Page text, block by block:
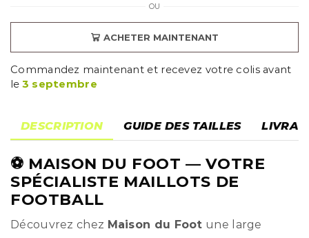
OU
ACHETER MAINTENANT
Commandez maintenant et recevez votre colis avant
le 3 septembre
DESCRIPTION GUIDE DES TAILLES
⚽ MAISON DU FOOT — VOTRE
SPÉCIALISTE MAILLOTS DE
FOOTBALL
Découvrez chez Maison du Foot une large